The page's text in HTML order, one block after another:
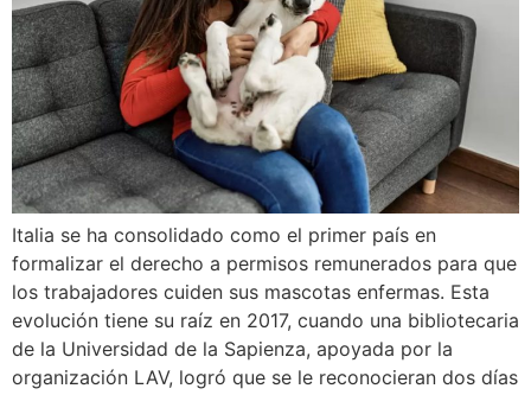
Italia se ha consolidado como el primer país en
formalizar el derecho a permisos remunerados para que
los trabajadores cuiden sus mascotas enfermas. Esta
evolución tiene su raíz en 2017, cuando una bibliotecaria
de la Universidad de la Sapienza, apoyada por la
organización LAV, logró que se le reconocieran dos días